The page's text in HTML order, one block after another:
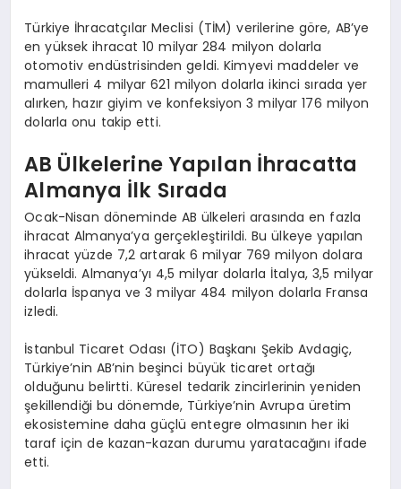
Türkiye İhracatçılar Meclisi (TİM) verilerine göre, AB’ye
en yüksek ihracat 10 milyar 284 milyon dolarla
otomotiv endüstrisinden geldi. Kimyevi maddeler ve
mamulleri 4 milyar 621 milyon dolarla ikinci sırada yer
alırken, hazır giyim ve konfeksiyon 3 milyar 176 milyon
dolarla onu takip etti.
AB Ülkelerine Yapılan İhracatta
Almanya İlk Sırada
Ocak-Nisan döneminde AB ülkeleri arasında en fazla
ihracat Almanya’ya gerçekleştirildi. Bu ülkeye yapılan
ihracat yüzde 7,2 artarak 6 milyar 769 milyon dolara
yükseldi. Almanya’yı 4,5 milyar dolarla İtalya, 3,5 milyar
dolarla İspanya ve 3 milyar 484 milyon dolarla Fransa
izledi.
İstanbul Ticaret Odası (İTO) Başkanı Şekib Avdagiç,
Türkiye’nin AB’nin beşinci büyük ticaret ortağı
olduğunu belirtti. Küresel tedarik zincirlerinin yeniden
şekillendiği bu dönemde, Türkiye’nin Avrupa üretim
ekosistemine daha güçlü entegre olmasının her iki
taraf için de kazan-kazan durumu yaratacağını ifade
etti.